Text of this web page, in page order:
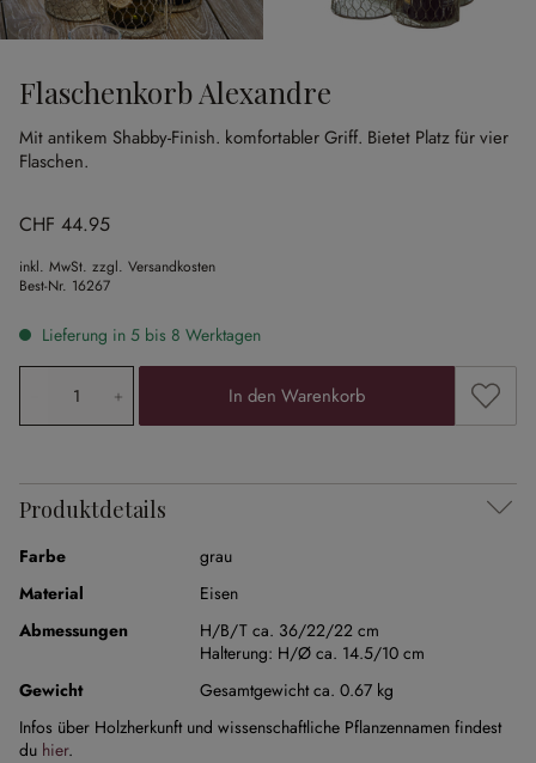
Flaschenkorb Alexandre
Mit antikem Shabby-Finish. komfortabler Griff. Bietet Platz für vier
Flaschen.
CHF 44.95
inkl. MwSt. zzgl. Versandkosten
Best-Nr. 16267
Lieferung in 5 bis 8 Werktagen
Produkt Anzahl: Gib den gewünschten Wert ein oder
In den Warenkorb Zum
Produktdetails
Farbe
grau
Material
Eisen
Abmessungen
H/B/T ca. 36/22/22 cm
Halterung: H/Ø ca. 14.5/10 cm
Gewicht
Gesamtgewicht ca. 0.67 kg
Infos über Holzherkunft und wissenschaftliche Pflanzennamen findest
du hier.